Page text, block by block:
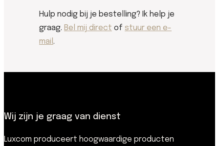
Hulp nodig bij je bestelling? Ik help je
graag. Bel mij direct of stuur een e-
mail .
Wij zijn je graag van dienst
Luxcom produceert hoogwaardige producten